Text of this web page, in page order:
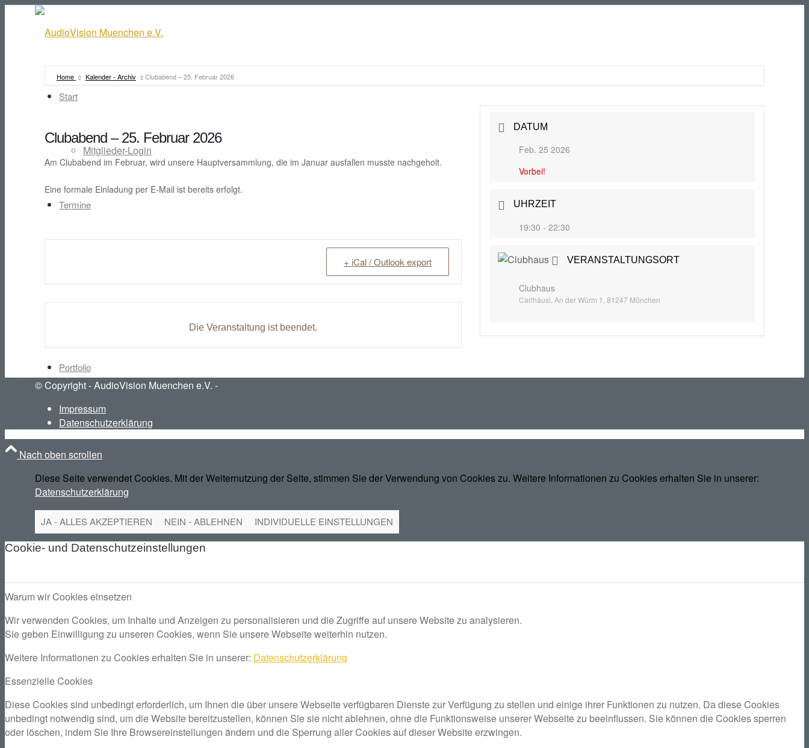
Start
Mitglieder-Login
Termine
Portfolio
Intern
Kontakt
MenüMenü
Home Kalender - Archiv Clubabend – 25. Februar 2026
Clubabend – 25. Februar 2026
Am Clubabend im Februar, wird unsere Hauptversammlung, die im Januar ausfallen musste nachgeholt.
Eine formale Einladung per E-Mail ist bereits erfolgt.
+ iCal / Outlook export
Die Veranstaltung ist beendet.
DATUM
Feb. 25 2026
Vorbei!
UHRZEIT
19:30 - 22:30
VERANSTALTUNGSORT
Clubhaus
Carlhäusl, An der Würm 1, 81247 München
© Copyright - AudioVision Muenchen e.V. -
Impressum
Datenschutzerklärung
Nach oben scrollen
Diese Seite verwendet Cookies. Mit der Weiternutzung der Seite, stimmen Sie der Verwendung von Cookies zu. Weitere Informationen zu Cookies erhalten Sie in unserer:
Datenschutzerklärung
JA - ALLES AKZEPTIEREN NEIN - ABLEHNEN INDIVIDUELLE EINSTELLUNGEN
Cookie- und Datenschutzeinstellungen
Warum wir Cookies einsetzen
Wir verwenden Cookies, um Inhalte und Anzeigen zu personalisieren und die Zugriffe auf unsere Website zu analysieren.
Sie geben Einwilligung zu unseren Cookies, wenn Sie unsere Webseite weiterhin nutzen.
Weitere Informationen zu Cookies erhalten Sie in unserer: Datenschutzerklärung
Essenzielle Cookies
Diese Cookies sind unbedingt erforderlich, um Ihnen die über unsere Webseite verfügbaren Dienste zur Verfügung zu stellen und einige ihrer Funktionen zu nutzen. Da diese Cookies
unbedingt notwendig sind, um die Website bereitzustellen, können Sie sie nicht ablehnen, ohne die Funktionsweise unserer Webseite zu beeinflussen. Sie können die Cookies sperren
oder löschen, indem Sie Ihre Browsereinstellungen ändern und die Sperrung aller Cookies auf dieser Website erzwingen.